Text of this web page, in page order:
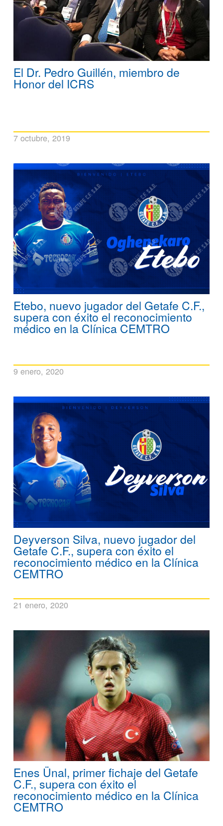
El Dr. Pedro Guillén, miembro de
Honor del ICRS
7 octubre, 2019
Etebo, nuevo jugador del Getafe C.F.,
supera con éxito el reconocimiento
médico en la Clínica CEMTRO
9 enero, 2020
Deyverson Silva, nuevo jugador del
Getafe C.F., supera con éxito el
reconocimiento médico en la Clínica
CEMTRO
21 enero, 2020
Enes Ünal, primer fichaje del Getafe
C.F., supera con éxito el
reconocimiento médico en la Clínica
CEMTRO